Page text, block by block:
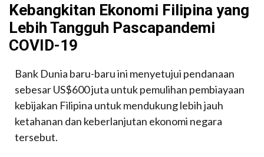
Kebangkitan Ekonomi Filipina yang
Lebih Tangguh Pascapandemi
COVID-19
Bank Dunia baru-baru ini menyetujui pendanaan
sebesar US$600 juta untuk pemulihan pembiayaan
kebijakan Filipina untuk mendukung lebih jauh
ketahanan dan keberlanjutan ekonomi negara
tersebut.